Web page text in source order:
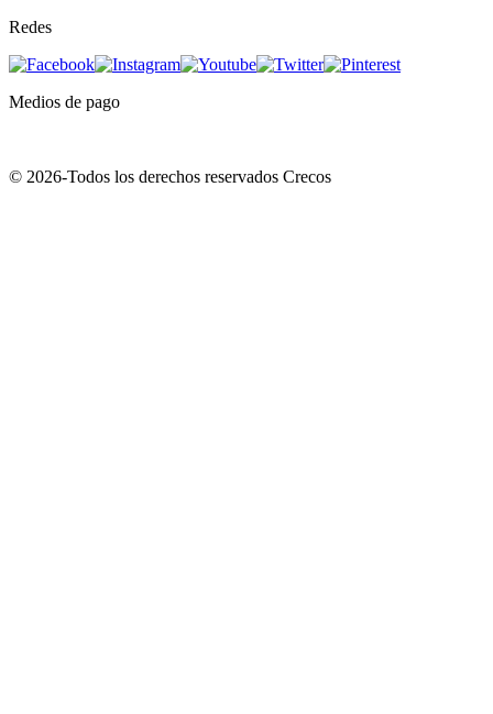
Redes
Medios de pago
© 2026-Todos los derechos reservados Crecos